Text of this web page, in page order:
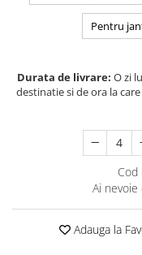
Pentru
Durata de livrare: O zi
destinatie si de ora la
Cod
Ai nevoie
Adauga la